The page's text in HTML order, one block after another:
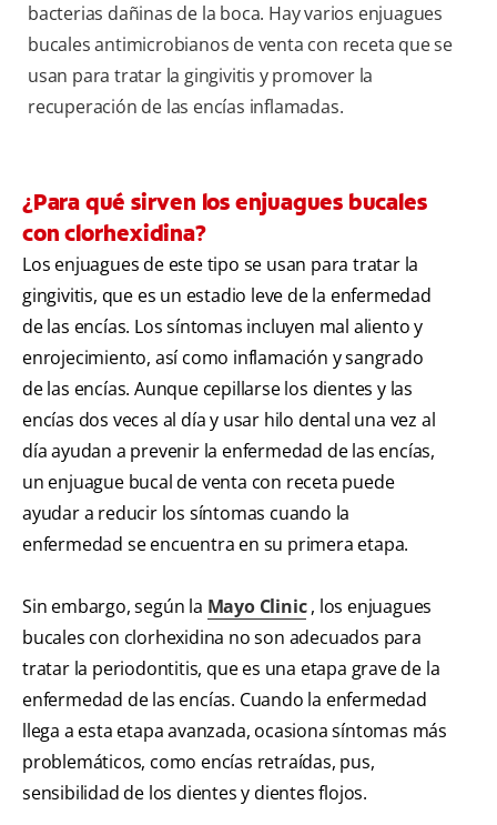
bacterias dañinas de la boca. Hay varios enjuagues
bucales antimicrobianos de venta con receta que se
usan para tratar la gingivitis y promover la
recuperación de las encías inflamadas.
¿Para qué sirven los enjuagues bucales
con clorhexidina?
Los enjuagues de este tipo se usan para tratar la
gingivitis, que es un estadio leve de la enfermedad
de las encías. Los síntomas incluyen mal aliento y
enrojecimiento, así como inflamación y sangrado
de las encías. Aunque cepillarse los dientes y las
encías dos veces al día y usar hilo dental una vez al
día ayudan a prevenir la enfermedad de las encías,
un enjuague bucal de venta con receta puede
ayudar a reducir los síntomas cuando la
enfermedad se encuentra en su primera etapa.
Sin embargo, según la Mayo Clinic, los enjuagues
bucales con clorhexidina no son adecuados para
tratar la periodontitis, que es una etapa grave de la
enfermedad de las encías. Cuando la enfermedad
llega a esta etapa avanzada, ocasiona síntomas más
problemáticos, como encías retraídas, pus,
sensibilidad de los dientes y dientes flojos.